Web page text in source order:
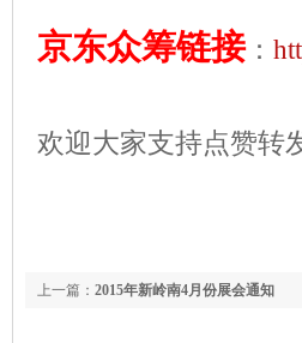
京东众筹链接：
欢迎大家支持点赞转
上一篇： 2015年新岭南4月份展会通知